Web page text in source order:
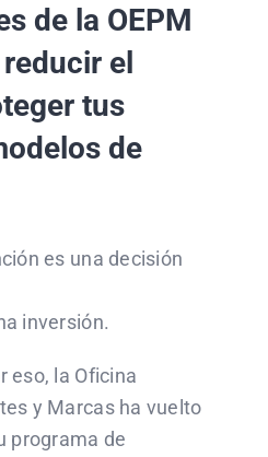
de la OEPM
el
tus
de
es una decisión
inversión.
eso, la Oficina
y Marcas ha vuelto
programa de